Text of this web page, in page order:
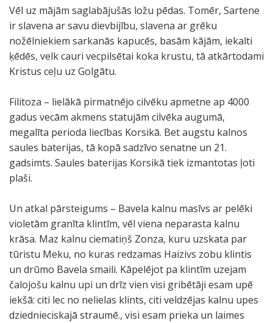
Vēl uz mājām saglabājušās ložu pēdas. Tomēr, Sartene
ir slavena ar savu dievbijību, slavena ar grēku
nožēlniekiem sarkanās kapucēs, basām kājām, iekalti
ķēdēs, velk cauri vecpilsētai koka krustu, tā atkārtodami
Kristus ceļu uz Golgātu.
Filitoza – lielākā pirmatnējo cilvēku apmetne ap 4000
gadus vecām akmens statujām cilvēka augumā,
megalīta perioda liecības Korsikā. Bet augstu kalnos
saules baterijas, tā kopā sadzīvo senatne un 21.
gadsimts. Saules baterijas Korsikā tiek izmantotas ļoti
plaši.
Un atkal pārsteigums – Bavela kalnu masīvs ar pelēki
violetām granīta klintīm, vēl viena neparasta kalnu
krāsa. Maz kalnu ciematiņš Zonza, kuru uzskata par
tūristu Meku, no kuras redzamas Haizivs zobu klintis
un drūmo Bavela smaili. Kāpelējot pa klintīm uzejam
čalojošu kalnu upi un drīz vien visi gribētāji esam upē
iekšā: citi lec no nelielas klints, citi veldzējas kalnu upes
dziednieciskajā straumē., visi esam prieka un laimes